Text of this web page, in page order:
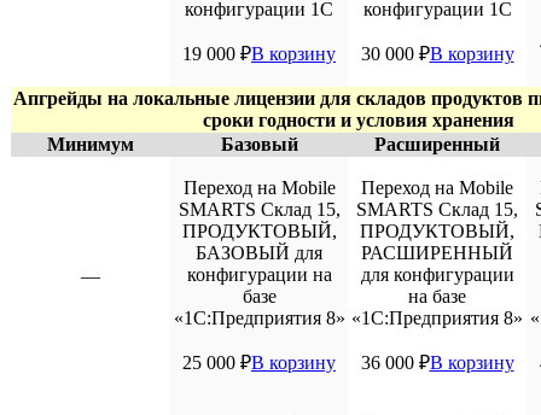
конфигурации 1С
19 000 ₽В корзину
конфигурации 1С
30 000 ₽В корзину
Апгрейды на локальные лицензии для складов продуктов
сроки годности и условия хранения
Минимум
Базовый Расширенный
—
Переход на Mobile
SMARTS Склад 15,
ПРОДУКТОВЫЙ,
БАЗОВЫЙ для
конфигурации на
базе
«1С:Предприятия 8»
25 000 ₽В корзину
Переход на Mobile
SMARTS Склад 15,
ПРОДУКТОВЫЙ,
РАСШИРЕННЫЙ
для конфигурации
на базе
«1С:Предприятия 8»
36 000 ₽В корзину